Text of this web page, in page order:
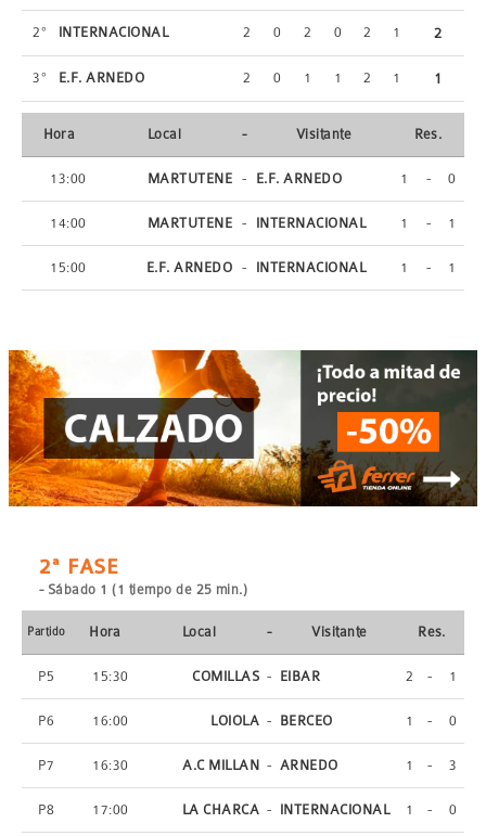
2º INTERNACIONAL 2 0 2 0 2 1 2
3º E.F. ARNEDO 2 0 1 1 2 1 1
Hora Local - Visitante Res.
13:00 MARTUTENE - E.F. ARNEDO 1 - 0
14:00 MARTUTENE - INTERNACIONAL 1 - 1
15:00 E.F. ARNEDO - INTERNACIONAL 1 - 1
2ª FASE
- Sábado 1 (1 tiempo de 25 min.)
Partido Hora Local - Visitante Res.
P5 15:30 COMILLAS - EIBAR 2 - 1
P6 16:00 LOIOLA - BERCEO 1 - 0
P7 16:30 A.C MILLAN - ARNEDO 1 - 3
P8 17:00 LA CHARCA - INTERNACIONAL 1 - 0